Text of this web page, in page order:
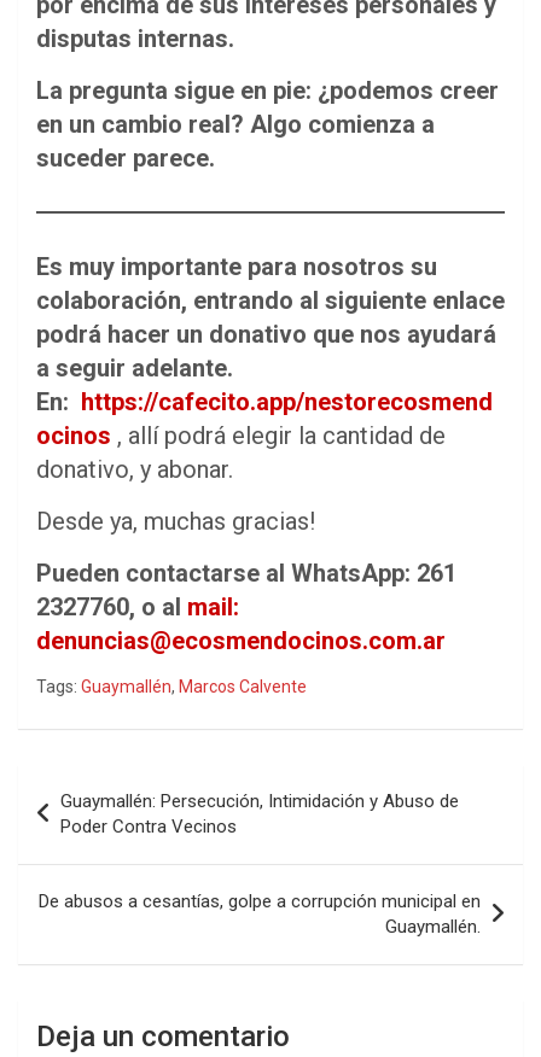
disputas internas.
La pregunta sigue en pie: ¿podemos creer
en un cambio real? Algo comienza a
suceder parece.
Es muy importante para nosotros su
colaboración, entrando al siguiente enlace
podrá hacer un donativo que nos ayudará
a seguir adelante.
En: https://cafecito.app/nestorecosmend
ocinos , allí podrá elegir la cantidad de
donativo, y abonar.
Desde ya, muchas gracias!
Pueden contactarse al WhatsApp: 261
2327760, o al mail:
denuncias@ecosmendocinos.com.ar
Tags: Guaymallén, Marcos Calvente
de
entradas
Guaymallén: Persecución, Intimidación y Abuso de
Poder Contra Vecinos
De abusos a cesantías, golpe a corrupción municipal en
Guaymallén.
Deja un comentario